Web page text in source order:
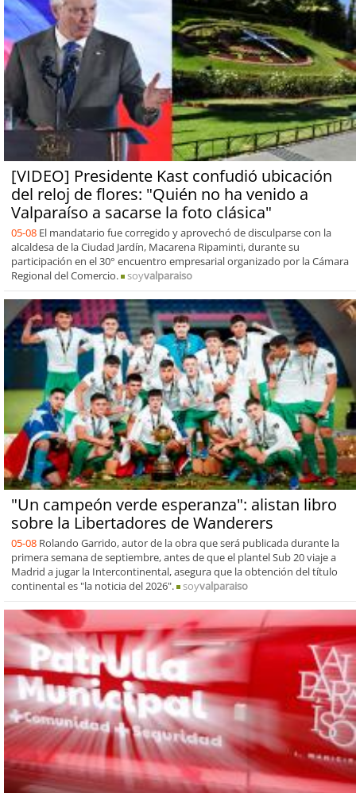
[VIDEO] Presidente Kast confudió ubicación
del reloj de flores: "Quién no ha venido a
Valparaíso a sacarse la foto clásica"
05-08 El mandatario fue corregido y aprovechó de disculparse con la
alcaldesa de la Ciudad Jardín, Macarena Ripaminti, durante su
participación en el 30° encuentro empresarial organizado por la Cámara
Regional del Comercio.
soyvalparaiso
"Un campeón verde esperanza": alistan libro
sobre la Libertadores de Wanderers
05-08 Rolando Garrido, autor de la obra que será publicada durante la
primera semana de septiembre, antes de que el plantel Sub 20 viaje a
Madrid a jugar la Intercontinental, asegura que la obtención del título
continental es "la noticia del 2026".
soyvalparaiso